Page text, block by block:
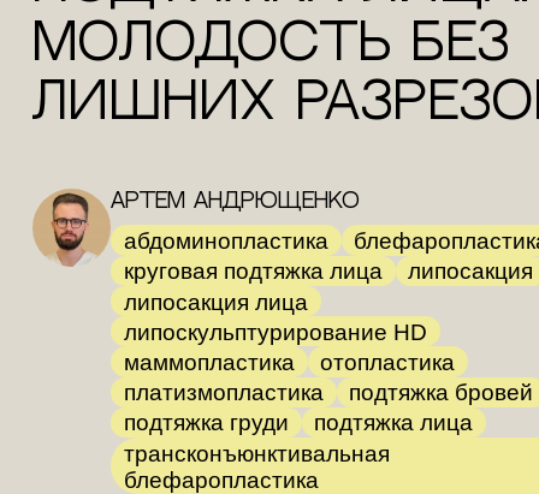
молодость без
лишних
Артем Андрющенко
абдоминопластика
круговая подтяжка лица
липосакция
липосакция лица
липоскульптурирование HD
маммопластика
отопластика
платизмопластика
подтяжка бровей
подтяжка груди
подтяжка лица
трансконъюнктивальная
блефаропластика